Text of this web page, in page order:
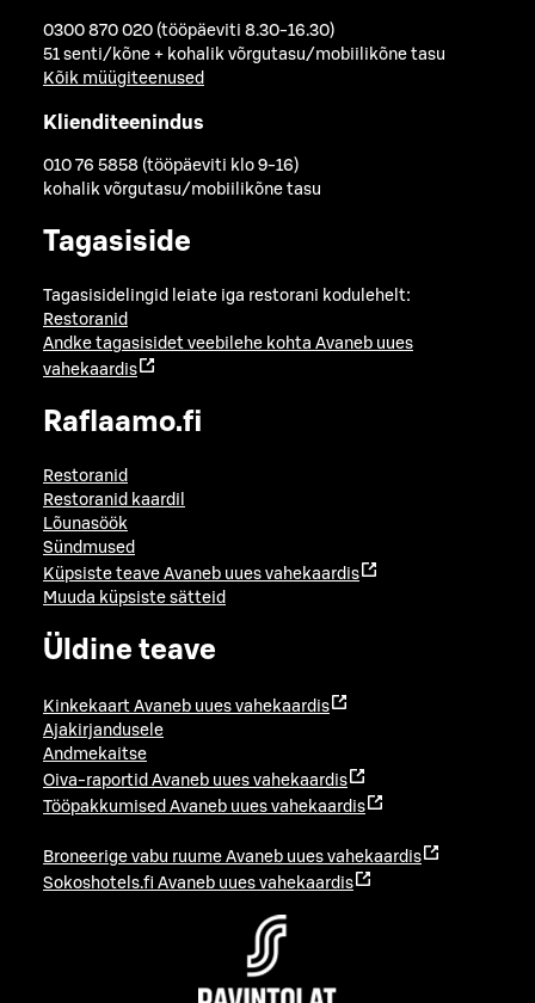
0300 870 020 (tööpäeviti 8.30-16.30)
51 senti/kõne + kohalik võrgutasu/mobiilikõne tasu
Kõik müügiteenused
Klienditeenindus
010 76 5858 (tööpäeviti klo 9-16)
kohalik võrgutasu/mobiilikõne tasu
Tagasiside
Tagasisidelingid leiate iga restorani kodulehelt:
Restoranid
Andke tagasisidet veebilehe kohta Avaneb uues
vahekaardis
Raflaamo.fi
Restoranid
Restoranid kaardil
Lõunasöök
Sündmused
Küpsiste teave Avaneb uues vahekaardis
Muuda küpsiste sätteid
Üldine teave
Kinkekaart Avaneb uues vahekaardis
Ajakirjandusele
Andmekaitse
Oiva-raportid Avaneb uues vahekaardis
Tööpakkumised Avaneb uues vahekaardis
Broneerige vabu ruume Avaneb uues vahekaardis
Sokoshotels.fi Avaneb uues vahekaardis